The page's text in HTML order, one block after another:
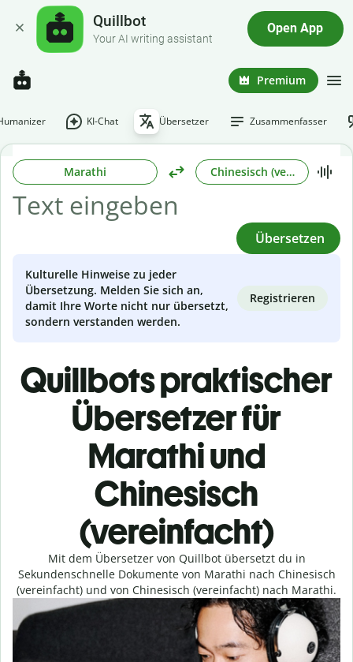
Quillbot
Your AI writing assistant
Open App
Premium
KI-Chat Übersetzer Zusammenfasser
Marathi Chinesisch (vereinfacht)
Übersetzen
Kulturelle Hinweise zu jeder
Übersetzung. Melden Sie sich an,
damit Ihre Worte nicht nur übersetzt,
sondern verstanden werden.
Registrieren
Quillbots praktischer
Übersetzer für
Marathi und
Chinesisch
(vereinfacht)
Mit dem Übersetzer von Quillbot übersetzt du in
Sekundenschnelle Dokumente von Marathi nach Chinesisch
(vereinfacht) und von Chinesisch (vereinfacht) nach Marathi.